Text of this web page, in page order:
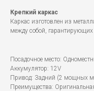
Крепкий каркас
Каркас изготовлен из
между собой,
Посадочное место:
Аккумулятор: 12V
Привод: Задний (2 мощных
Преимущества: